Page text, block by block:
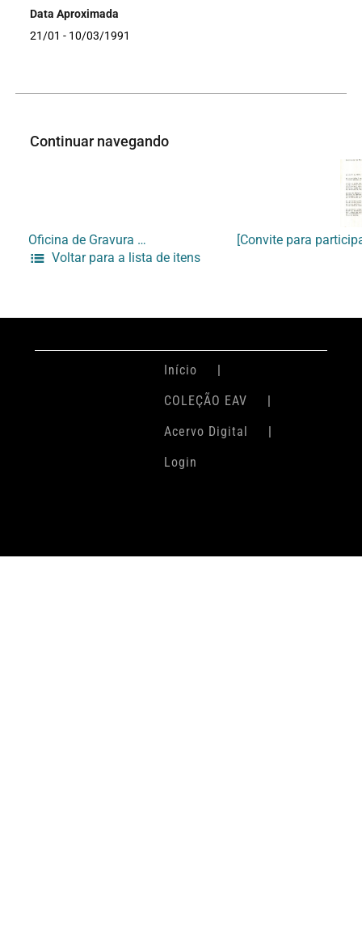
Data Aproximada
21/01 - 10/03/1991
Continuar navegando
Oficina de Gravura da Gávea
Voltar para a lista de itens
Início
COLEÇÃO EAV
Acervo Digital
Login